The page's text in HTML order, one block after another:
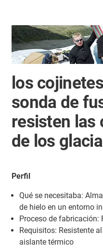
los
sonda de
resisten las
de los
Perfil
Qué se necesitaba:
de hielo en un entorno
Proceso de fabricación:
Requisitos: Resistente
aislante térmico